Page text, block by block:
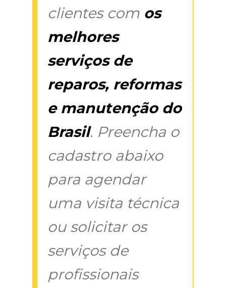
clientes com os
melhores
serviços de
reparos, reformas
e manutenção do
Brasil. Preencha o
cadastro abaixo
para agendar
uma visita técnica
ou solicitar os
serviços de
profissionais